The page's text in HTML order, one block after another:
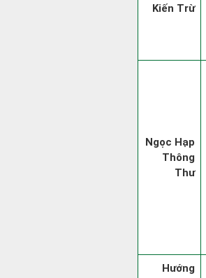
Kiến Trừ
Ngọc Hạp
Thông
Thư
Hướng